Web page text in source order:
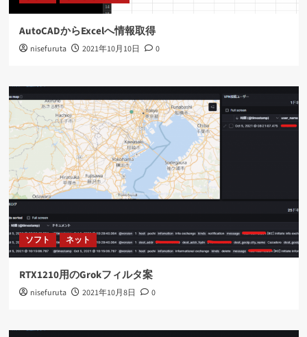
AutoCADからExcelへ情報取得
nisefuruta 2021年10月10日 0
ソフト ネット
RTX1210用のGrokフィルタ案
nisefuruta 2021年10月8日 0